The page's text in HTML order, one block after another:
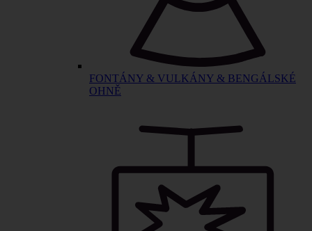
FONTÁNY & VULKÁNY & BENGÁLSKÉ
OHNĚ